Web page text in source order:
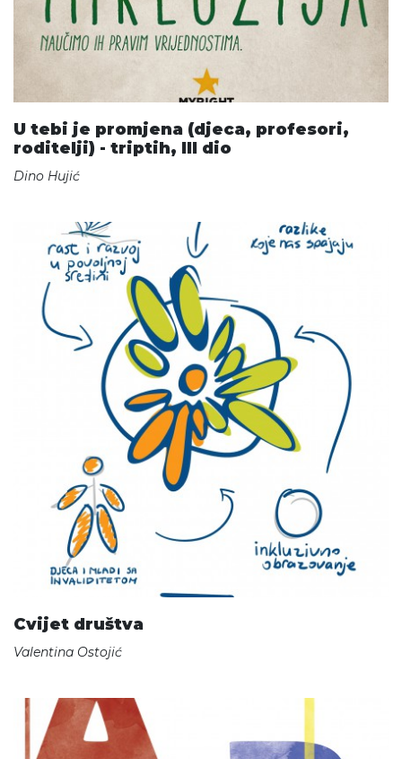
U tebi je promjena (djeca, profesori,
roditelji) - triptih, III dio
Dino Hujić
Cvijet društva
Valentina Ostojić